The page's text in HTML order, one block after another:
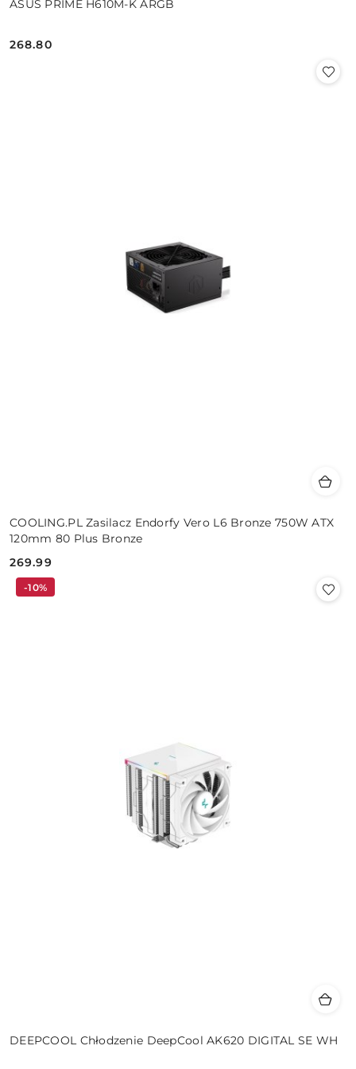
ASUS PRIME H610M-K ARGB
Cena:
268.80
COOLING.PL Zasilacz Endorfy Vero L6 Bronze 750W ATX
120mm 80 Plus Bronze
Cena:
269.99
DEEPCOOL Chłodzenie DeepCool AK620 DIGITAL SE WH
-10%